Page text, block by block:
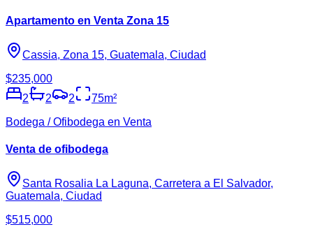
Apartamento en Venta Zona 15
Cassia, Zona 15, Guatemala, Ciudad
$235,000
2
2 2 75m²
Bodega / Ofibodega en Venta
Venta de ofibodega
Santa Rosalia La Laguna, Carretera a El Salvador,
Guatemala, Ciudad
$515,000